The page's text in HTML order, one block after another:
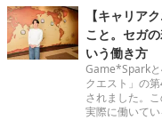
【キャリア
こと。セガ
いう働き方
Game*Spark
クエスト」の
されました。
実際に働いて